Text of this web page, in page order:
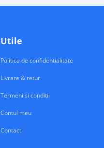
Utile
Politica de confidentialitate
Livrare & retur
Termeni si conditii
Contul meu
Contact